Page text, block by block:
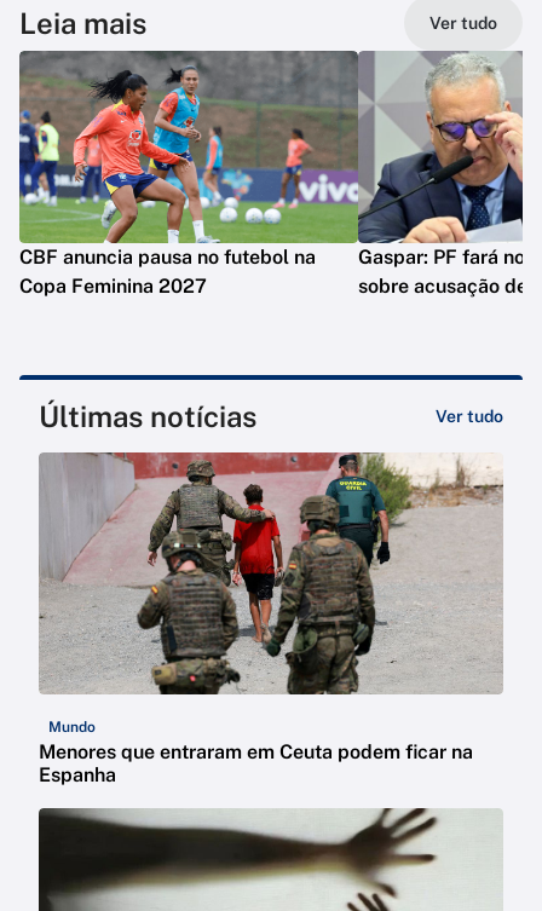
Leia mais Ver tudo
CBF anuncia pausa no futebol na
Copa Feminina 2027
Gaspar: PF fará
sobre acusação de
Últimas notícias Ver tudo
Mundo
Menores que entraram em Ceuta podem ficar na
Espanha